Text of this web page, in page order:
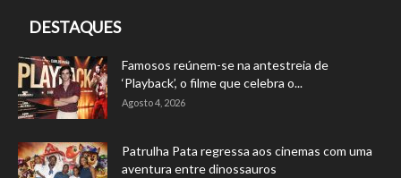
DESTAQUES
Famosos reúnem-se na antestreia de
‘Playback’, o filme que celebra o...
Agosto 4, 2026
Patrulha Pata regressa aos cinemas com uma
aventura entre dinossauros